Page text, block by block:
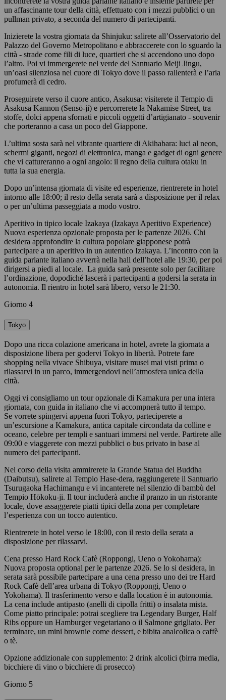
un affascinante tour della città, effettuato con i mezzi pubblici o un
pullman privato, a seconda del numero di partecipanti.
Inizierete la vostra giornata da Shinjuku: salirete all’Osservatorio del
Palazzo del Governo Metropolitano e abbraccerete con lo sguardo la
città - strade come fili di luce, quartieri che si accendono uno dopo
l’altro. Poi vi immergerete nel verde del Santuario Meiji Jingu,
un’oasi silenziosa nel cuore di Tokyo dove il passo rallenterà e l’aria
profumerà di cedro.
Proseguirete verso il cuore antico, Asakusa: visiterete il Tempio di
Asakusa Kannon (Sensō-ji) e percorrerete la Nakamise Street, tra
stoffe, dolci appena sfornati e piccoli oggetti d’artigianato - souvenir
che porteranno a casa un poco del Giappone.
L’ultima sosta sarà nel vibrante quartiere di Akihabara: luci al neon,
schermi giganti, negozi di elettronica, manga e gadget di ogni genere
che vi cattureranno a ogni angolo: il regno della cultura otaku in
tutta la sua energia.
Dopo un’intensa giornata di visite ed esperienze, rientrerete in hotel
intorno alle 18:00; il resto della serata sarà a disposizione per il relax
o per un’ultima passeggiata a modo vostro.
Aperitivo in tipico locale Izakaya (Izakaya Aperitivo Experience)
Nuova esperienza opzionale proposta per le partenze 2026. Chi
desidera approfondire la cultura popolare giapponese potrà
partecipare a un aperitivo in un autentico Izakaya. L’incontro con la
guida parlante italiano avverrà nella hall dell’hotel alle 19:30, per poi
dirigersi a piedi al locale. La guida sarà presente solo per facilitare
l’ordinazione, dopodiché lascerà i partecipanti a godersi la serata in
autonomia. Il rientro in hotel sarà libero, verso le 21:30.
Giorno 4
Tokyo
Dopo una ricca colazione americana in hotel, avrete la giornata a
disposizione libera per godervi Tokyo in libertà. Potrete fare
shopping nella vivace Shibuya, visitare musei mai visti prima o
rilassarvi in un parco, immergendovi nell’atmosfera unica della
città.
Oggi vi consigliamo un tour opzionale di Kamakura per una intera
giornata, con guida in italiano che vi accompnerà tutto il tempo.
Se vorrete spingervi appena fuori Tokyo, parteciperete a
un’escursione a Kamakura, antica capitale circondata da colline e
oceano, celebre per templi e santuari immersi nel verde. Partirete alle
09:00 e viaggerete con mezzi pubblici o bus privato in base al
numero dei partecipanti.
Nel corso della visita ammirerete la Grande Statua del Buddha
(Daibutsu), salirete al Tempio Hase-dera, raggiungerete il Santuario
Tsurugaoka Hachimangu e vi incanterete nel silenzio di bambù del
Tempio Hōkoku-ji. Il tour includerà anche il pranzo in un ristorante
locale, dove assaggerete piatti tipici della zona per completare
l’esperienza con un tocco autentico.
Rientrerete in hotel verso le 18:00, con il resto della serata a
disposizione per rilassarvi.
Cena presso Hard Rock Cafè (Roppongi, Ueno o Yokohama):
Nuova proposta optional per le partenze 2026. Se lo si desidera, in
serata sarà possibile partecipare a una cena presso uno dei tre Hard
Rock Cafè dell’area urbana di Tokyo (Roppongi, Ueno o
Yokohama). Il trasferimento verso e dalla location è in autonomia.
La cena include antipasto (anelli di cipolla fritti) o insalata mista.
Come piatto principale: potrai scegliere tra Legendary Burger, Half
Ribs oppure un Hamburger vegetariano o il Salmone grigliato. Per
terminare, un mini brownie come dessert, e bibita analcolica o caffè
o tè.
Opzione addizionale con supplemento: 2 drink alcolici (birra media,
bicchiere di vino o bicchiere di prosecco)
Giorno 5